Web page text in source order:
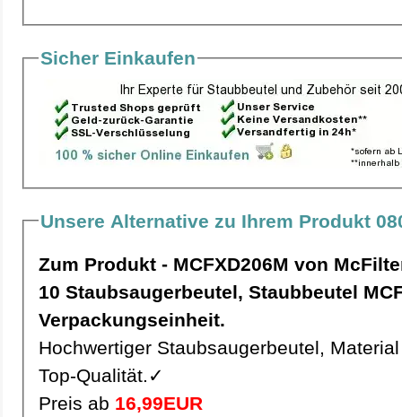
Sicher Einkaufen
Unsere Alternative zu Ihrem Produkt
Zum Produkt - MCFXD206M von
10 Staubsaugerbeutel, Staubbeutel MCFXD206M pro
Verpackungseinheit.
Hochwertiger Staubsaugerbeutel,
Top-Qualität.✓
Preis ab 16,99EUR